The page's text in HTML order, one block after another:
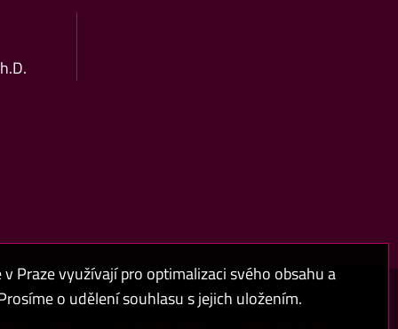
údajů
Praze využívají pro optimalizaci svého obsahu a
o udělení souhlasu s jejich uložením.